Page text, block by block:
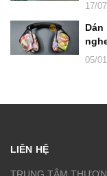
17/
05/
LIÊN HỆ